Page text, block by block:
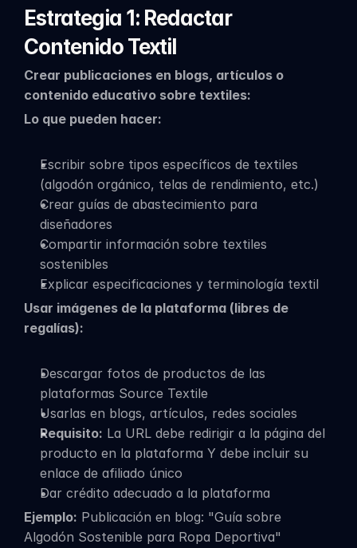
Estrategia 1: Redactar
Contenido Textil
Crear publicaciones en blogs, artículos o
contenido educativo sobre textiles:
Lo que pueden hacer:
Escribir sobre tipos específicos de textiles
(algodón orgánico, telas de rendimiento, etc.)
Crear guías de abastecimiento para
diseñadores
Compartir información sobre textiles
sostenibles
Explicar especificaciones y terminología textil
Usar imágenes de la plataforma (libres de
regalías):
Descargar fotos de productos de las
plataformas Source Textile
Usarlas en blogs, artículos, redes sociales
Requisito: La URL debe redirigir a la página del
producto en la plataforma Y debe incluir su
enlace de afiliado único
Dar crédito adecuado a la plataforma
Ejemplo: Publicación en blog: "Guía sobre
Algodón Sostenible para Ropa Deportiva"